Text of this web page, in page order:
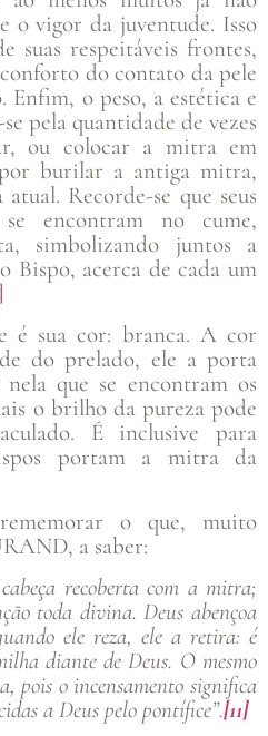
o vigor da juventude. Isso
suas respeitáveis frontes,
do contato da pele
Enfim, o peso, a estética e
pela quantidade de vezes
ou colocar a mitra em
burilar a antiga mitra,
Recorde-se que seus
encontram no cume,
simbolizando juntos a
Bispo, acerca de cada um
é sua cor: branca. A cor
do prelado, ele a porta
que se encontram os
o brilho da pureza pode
É inclusive para
portam a mitra da
o que, muito
a saber:
recoberta com a mitra;
toda divina. Deus abençoa
ele reza, ele a retira: é
diante de Deus. O mesmo
pois o incensamento significa
a Deus pelo pontífice”.[11]